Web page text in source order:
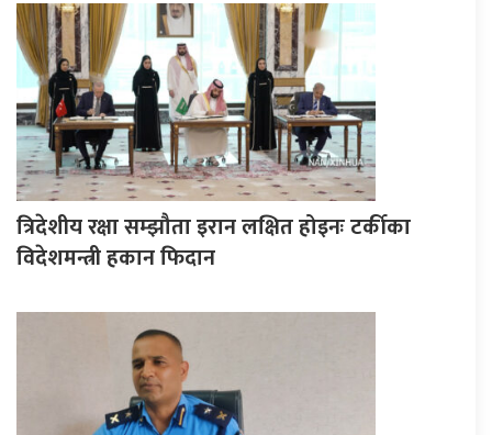
त्रिदेशीय रक्षा सम्झौता इरान लक्षित होइनः टर्कीका
विदेशमन्त्री हकान फिदान